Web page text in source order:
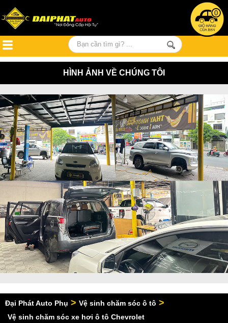
0
HÌNH ẢNH VỀ CHÚNG TÔI
Đại Phát Auto Phụ > Vệ sinh chăm sóc ô tô >
Vệ sinh chăm sóc xe hơi ô tô Chevrolet